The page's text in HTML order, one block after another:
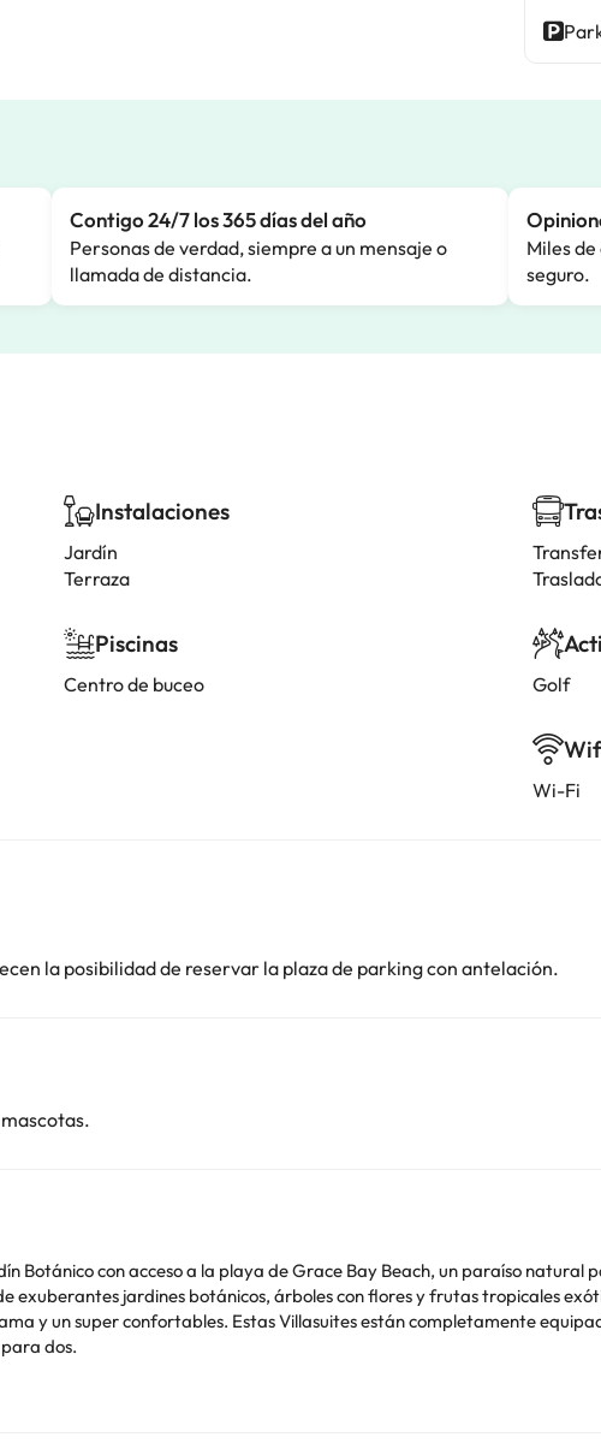
Contigo 24/7 los 365 días del año
Personas de verdad, siempre a un mensaje o
llamada de distancia.
Miles
seguro.
Instalaciones
Jardín
Terraza
Piscinas
Centro de buceo Golf
Wi-Fi
la posibilidad de reservar la plaza de parking con antelación.
Botánico con acceso a la playa de Grace Bay Beach, un paraíso natural
exuberantes jardines botánicos, árboles con flores y frutas tropicales
y un super confortables. Estas Villasuites están completamente
dos.